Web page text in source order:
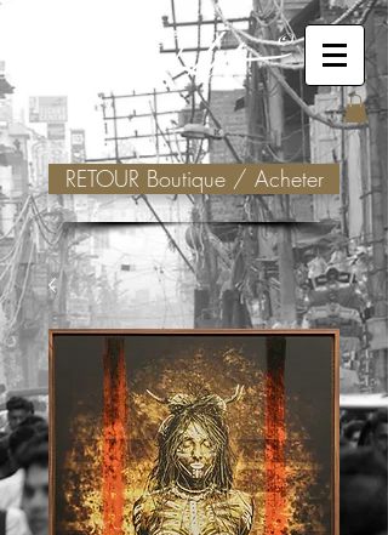
RETOUR Boutique / Acheter